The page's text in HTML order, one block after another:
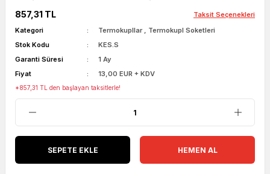
857,31 TL
Taksit Seçenekleri
Kategori
Termokupllar , Termokupl Soketleri
Stok Kodu
KES.S
Garanti Süresi
1 Ay
Fiyat
13,00 EUR + KDV
*857,31 TL den başlayan taksitlerle!
SEPETE EKLE HEMEN AL